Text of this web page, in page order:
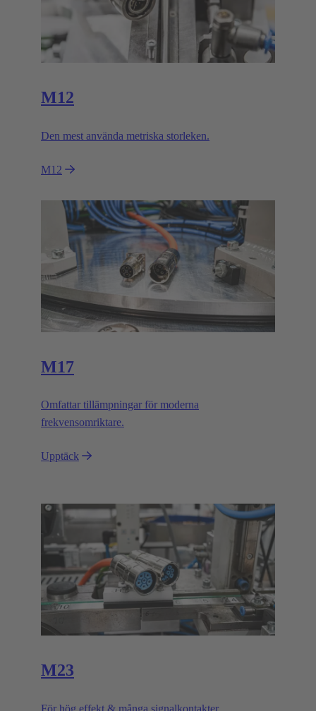
M12
Den mest använda metriska storleken.
M12
M17
Omfattar tillämpningar för moderna
frekvensomriktare.
Upptäck
M23
För hög effekt & många signalkontakter.